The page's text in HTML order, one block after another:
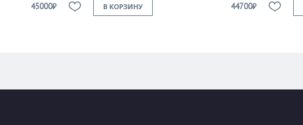
45000₽ В КОРЗИНУ 44700₽